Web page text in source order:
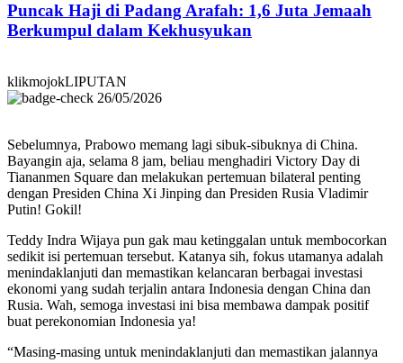
Puncak Haji di Padang Arafah: 1,6 Juta Jemaah
Berkumpul dalam Kekhusyukan
klikmojokLIPUTAN
26/05/2026
Sebelumnya, Prabowo memang lagi sibuk-sibuknya di China.
Bayangin aja, selama 8 jam, beliau menghadiri Victory Day di
Tiananmen Square dan melakukan pertemuan bilateral penting
dengan Presiden China Xi Jinping dan Presiden Rusia Vladimir
Putin! Gokil!
Teddy Indra Wijaya pun gak mau ketinggalan untuk membocorkan
sedikit isi pertemuan tersebut. Katanya sih, fokus utamanya adalah
menindaklanjuti dan memastikan kelancaran berbagai investasi
ekonomi yang sudah terjalin antara Indonesia dengan China dan
Rusia. Wah, semoga investasi ini bisa membawa dampak positif
buat perekonomian Indonesia ya!
“Masing-masing untuk menindaklanjuti dan memastikan jalannya